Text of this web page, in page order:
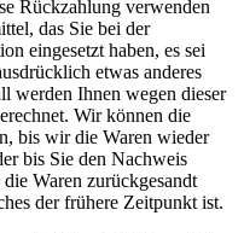
Rückzahlung verwenden
das Sie bei der
eingesetzt haben, es sei
etwas anderes
werden Ihnen wegen dieser
Wir können die
bis wir die Waren wieder
bis Sie den Nachweis
Waren zurückgesandt
der frühere Zeitpunkt ist.